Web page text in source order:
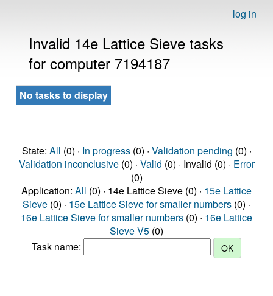
log in
Invalid 14e Lattice Sieve tasks
for computer 7194187
No tasks to display
State: All (0) · In progress(0) · Validation pending (0) ·
Validation inconclusive(0) · Valid (0) · Invalid (0) · Error
(0)
Application: All (0) · 14e Lattice Sieve (0) · 15e Lattice
Sieve (0) · 15e Lattice Sieve for smaller numbers (0) ·
16e Lattice Sieve for smaller numbers (0) · 16e Lattice
Sieve V5 (0)
Task name: